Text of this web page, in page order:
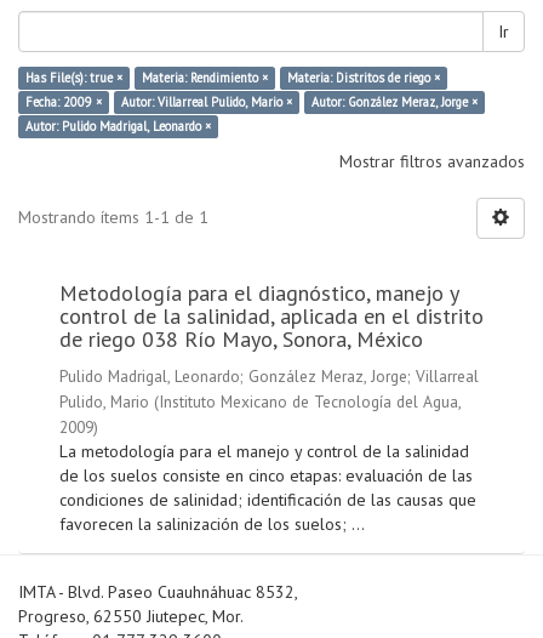
Ir
Has File(s): true × Materia: Rendimiento ×
Materia: Distritos de riego ×
Fecha: 2009 ×
Autor: Villarreal Pulido, Mario ×
Autor: González Meraz, Jorge ×
Autor: Pulido Madrigal, Leonardo ×
Mostrar filtros avanzados
Mostrando ítems 1-1 de 1
Metodología para el diagnóstico, manejo y
control de la salinidad, aplicada en el distrito
de riego 038 Río Mayo, Sonora, México
Pulido Madrigal, Leonardo; González Meraz, Jorge; Villarreal
Pulido, Mario (Instituto Mexicano de Tecnología del Agua,
2009)
La metodología para el manejo y control de la salinidad
de los suelos consiste en cinco etapas: evaluación de las
condiciones de salinidad; identificación de las causas que
favorecen la salinización de los suelos; ...
IMTA - Blvd. Paseo Cuauhnáhuac 8532,
Progreso, 62550 Jiutepec, Mor.